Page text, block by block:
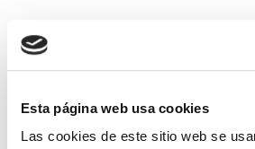
Esta página web usa cookies
Las cookies de este sitio web se